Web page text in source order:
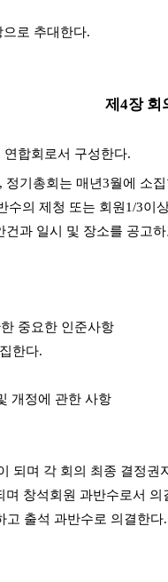
로 추대한다.
제4장 회
합회로서 구성한다.
기총회는 매년3월에 소
의 제청 또는 회원1/3이
과 일시 및 장소를 공고
중요한 인준사항
한다.
개정에 관한 사항
되며 각 회의 최종 결정권
창석회원 과반수로서 의
고 출석 과반수로 의결한다.